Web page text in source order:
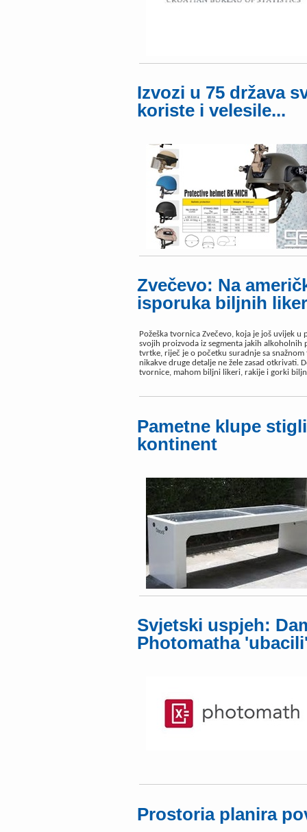
Izvozi u 75 država
koriste i velesile...
Zvečevo: Na
isporuka biljnih
Požeška tvornica Zvečevo, koja je još uvijek
svojih proizvoda iz segmenta jakih alkoholnih
tvrtke, riječ je o početku suradnje sa
nikakve druge detalje ne žele zasad otkrivati.
tvornice, mahom biljni likeri, rakije i gorki
Pametne klupe
kontinent
Svjetski uspjeh:
Photomatha
Prostoria planira